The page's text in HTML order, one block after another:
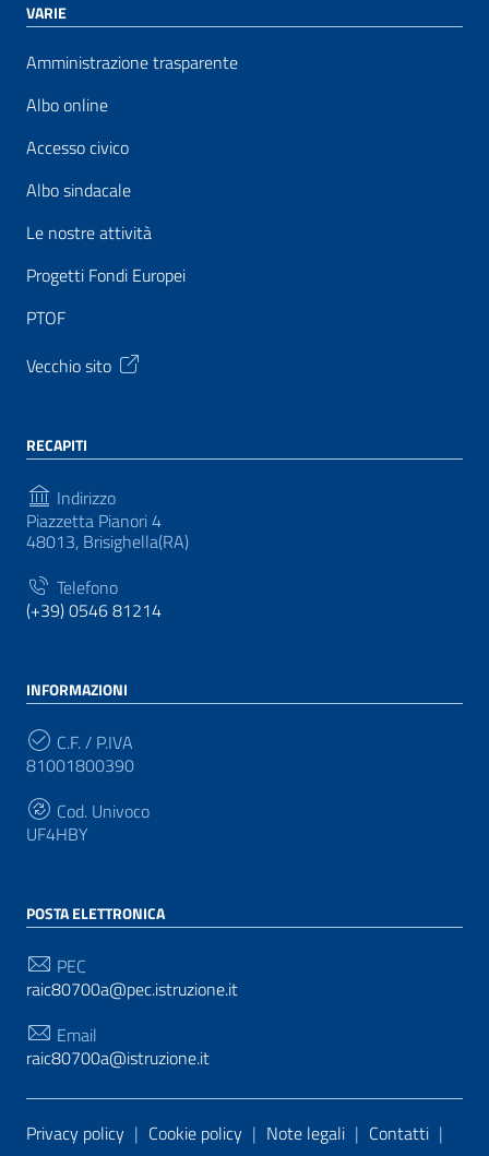
VARIE
Amministrazione trasparente
Albo online
Accesso civico
Albo sindacale
Le nostre attività
Progetti Fondi Europei
PTOF
Vecchio sito
RECAPITI
Indirizzo
Piazzetta Pianori 4
48013, Brisighella(RA)
Telefono
(+39) 0546 81214
INFORMAZIONI
C.F. / P.IVA
81001800390
Cod. Univoco
UF4HBY
POSTA ELETTRONICA
PEC
raic80700a@pec.istruzione.it
Email
raic80700a@istruzione.it
Sezione Link Utili
Privacy policy | Cookie policy | Note legali | Contatti |